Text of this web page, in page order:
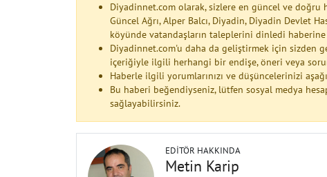
Diyadinnet.com olarak, sizlere en güncel ve
Güncel Ağrı, Alper Balcı, Diyadin, Diyadin Devlet
köyünde vatandaşların taleplerini dinledi haberine
Diyadinnet.com'u daha da geliştirmek için sizden
içeriğiyle ilgili herhangi bir endişe, öneri veya
Haberle ilgili yorumlarınızı ve düşüncelerinizi
Bu haberi beğendiyseniz, lütfen sosyal medya
sağlayabilirsiniz.
EDITÖR HAKKINDA
Metin Karip